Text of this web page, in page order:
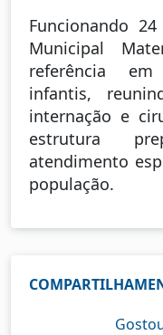
Funcionando
Municipal
referência
infantis,
internação e
estrutura
atendimento
população.